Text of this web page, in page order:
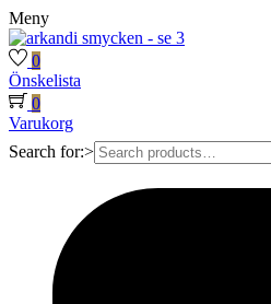
Meny
0
Önskelista
0
Varukorg
Search for:>